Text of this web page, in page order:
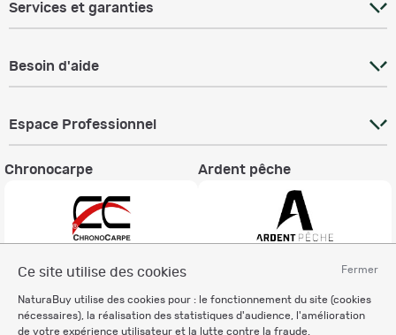
Fermer
Ce site utilise des cookies
NaturaBuy utilise des cookies pour : le fonctionnement du site (cookies
nécessaires), la réalisation des statistiques d'audience, l'amélioration
de votre expérience utilisateur et la lutte contre la fraude.
Services et garanties
Besoin d'aide
Espace Professionnel
Chronocarpe Ardent pêche
Charte éthique
Mentions légales